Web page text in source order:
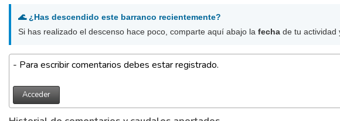
🌊 ¿Has descendido este barranco recientemente?
Si has realizado el descenso hace poco, comparte aquí abajo la fecha de tu actividad
- Para escribir comentarios debes estar registrado.
Acceder